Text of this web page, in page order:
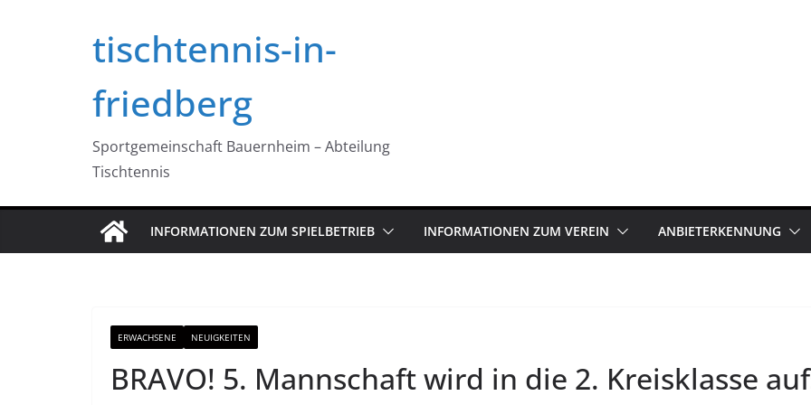
tischtennis-in-
friedberg
Sportgemeinschaft Bauernheim – Abteilung
Tischtennis
INFORMATIONEN ZUM SPIELBETRIEB INFORMATIONEN ZUM VEREIN ANBIETERKENNUNG
ERWACHSENE NEUIGKEITEN
BRAVO! 5. Mannschaft wird in die 2. Kreisklasse